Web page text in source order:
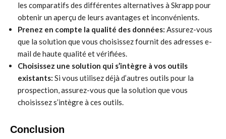
les comparatifs des différentes alternatives à Skrapp pour
obtenir un aperçu de leurs avantages et inconvénients.
Prenez en compte la qualité des données: Assurez-vous
que la solution que vous choisissez fournit des adresses e-
mail de haute qualité et vérifiées.
Choisissez une solution qui s’intègre à vos outils
existants: Si vous utilisez déjà d’autres outils pour la
prospection, assurez-vous que la solution que vous
choisissez s’intègre à ces outils.
Conclusion